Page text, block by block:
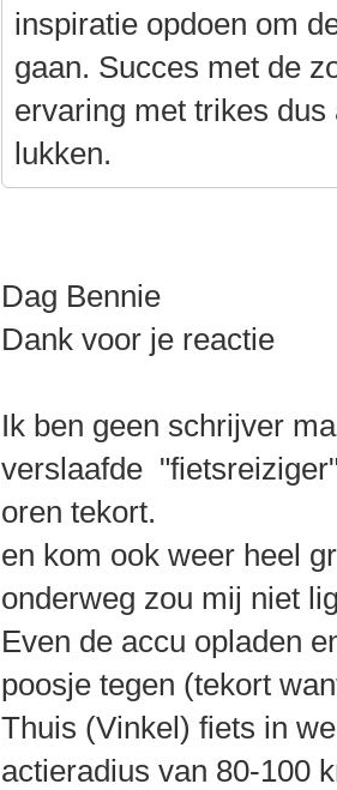
inspiratie opdoen om
gaan. Succes met de
ervaring met trikes
lukken.
Dag Bennie
Dank voor je reactie
Ik ben geen schrijver
verslaafde
oren tekort.
en kom ook weer heel
onderweg zou mij niet
Even de accu opladen
poosje tegen (tekort
Thuis (Vinkel) fiets in
actieradius van 80-100